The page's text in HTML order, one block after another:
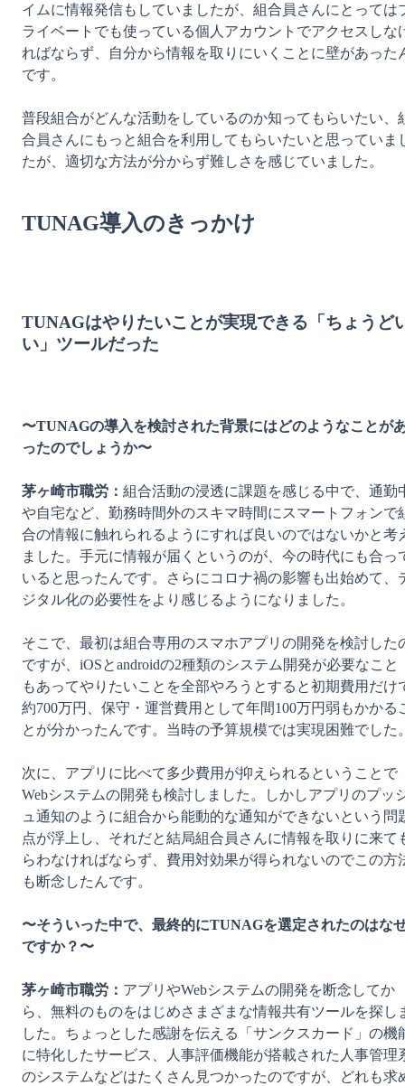
イムに情報発信もしていましたが、組合員さんにとっては
ライベートでも使っている個人アカウントでアクセスしな
ればならず、自分から情報を取りにいくことに壁があった
です。
普段組合がどんな活動をしているのか知ってもらいたい、
合員さんにもっと組合を利用してもらいたいと思っていま
たが、適切な方法が分からず難しさを感じていました。
TUNAG導入のきっかけ
TUNAGはやりたいことが実現できる「ちょうど
い」ツールだった
〜TUNAGの導入を検討された背景にはどのようなことが
ったのでしょうか〜
茅ヶ崎市職労： 組合活動の浸透に課題を感じる中で、通勤
や自宅など、勤務時間外のスキマ時間にスマートフォンで
合の情報に触れられるようにすれば良いのではないかと考
ました。手元に情報が届くというのが、今の時代にも合っ
いると思ったんです。さらにコロナ禍の影響も出始めて、
ジタル化の必要性をより感じるようになりました。
そこで、最初は組合専用のスマホアプリの開発を検討した
ですが、iOSとandroidの2種類のシステム開発が必要なこと
もあってやりたいことを全部やろうとすると初期費用だけ
約700万円、保守・運営費用として年間100万円弱もかかる
とが分かったんです。当時の予算規模では実現困難でした
次に、アプリに比べて多少費用が抑えられるということで
Webシステムの開発も検討しました。しかしアプリのプッ
ュ通知のように組合から能動的な通知ができないという問
点が浮上し、それだと結局組合員さんに情報を取りに来て
らわなければならず、費用対効果が得られないのでこの方
も断念したんです。
〜そういった中で、最終的にTUNAGを選定されたのはな
ですか？〜
茅ヶ崎市職労： アプリやWebシステムの開発を断念してか
ら、無料のものをはじめさまざまな情報共有ツールを探し
した。ちょっとした感謝を伝える「サンクスカード」の機
に特化したサービス、人事評価機能が搭載された人事管理
のシステムなどはたくさん見つかったのですが、どれも求